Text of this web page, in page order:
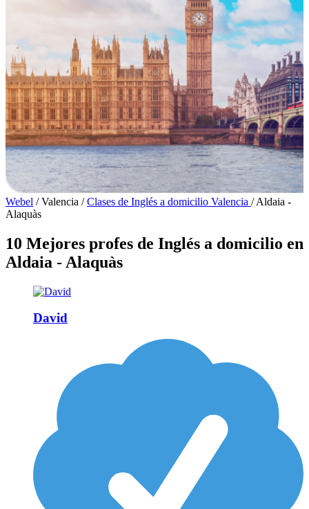
Webel / Valencia / Clases de Inglés a domicilio Valencia / Aldaia -
Alaquàs
10 Mejores profes de Inglés a domicilio en
Aldaia - Alaquàs
David